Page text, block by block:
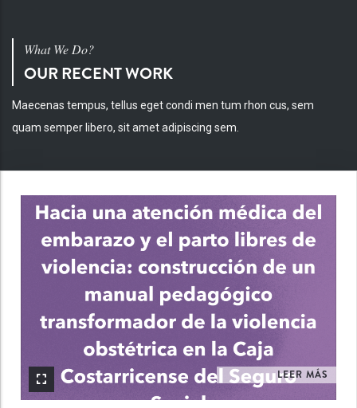
What We Do?
OUR RECENT WORK
Maecenas tempus, tellus eget condi men tum rhon cus, sem
quam semper libero, sit amet adipiscing sem.
LEER MÁS